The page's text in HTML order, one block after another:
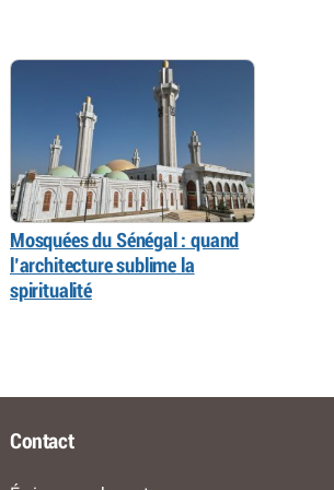
Mosquées du Sénégal : quand
l’architecture sublime la
spiritualité
Contact